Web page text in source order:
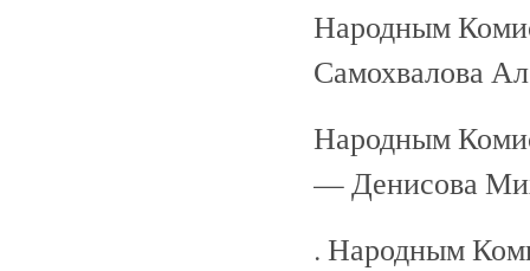
Народным
Самохвалова
Народным
— Денисова
. Народным